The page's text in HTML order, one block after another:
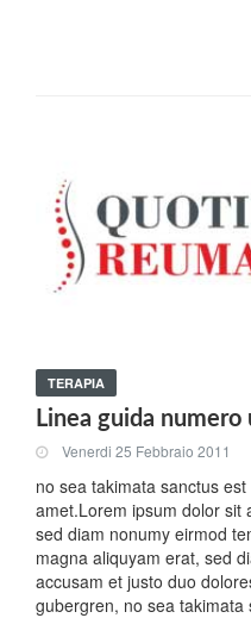
TERAPIA
Linea guida numero
Venerdi 25 Febbraio 2011
no sea takimata sanctus
amet.Lorem ipsum dolor sit
sed diam nonumy eirmod
magna aliquyam erat, sed
accusam et justo duo
gubergren, no sea